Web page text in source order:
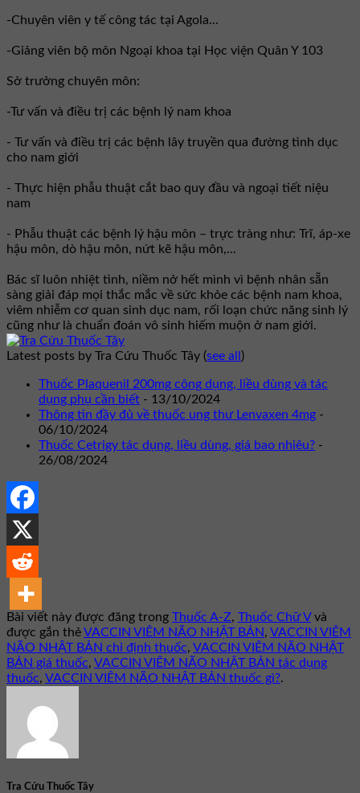
-Chuyên viên y tế công tác tại Agola...
-Giảng viên bộ môn Ngoại khoa tại Học viện Quân Y 103
Sở trưởng chuyên môn:
-Tư vấn và điều trị các bệnh lý nam khoa
- Tư vấn và điều trị các bệnh lây truyền qua đường tình dục
cho nam giới
- Thực hiện phẫu thuật cắt bao quy đầu và ngoại tiết niệu
nam
- Phẫu thuật các bệnh lý hậu môn – trực tràng như: Trĩ, áp-xe
hậu môn, dò hậu môn, nứt kẽ hậu môn,...
Bác sĩ luôn nhiệt tình, niềm nở hết mình vì bệnh nhân sẵn
sàng giải đáp mọi thắc mắc về sức khỏe các bệnh nam khoa,
viêm nhiễm cơ quan sinh dục nam, rối loạn chức năng sinh lý
cũng như là chuẩn đoán vô sinh hiếm muộn ở nam giới.
Latest posts by Tra Cứu Thuốc Tây (see all )
Thuốc Plaquenil 200mg công dụng, liều dùng và tác
dụng phụ cần biết - 13/10/2024
Thông tin đầy đủ về thuốc ung thư Lenvaxen 4mg -
06/10/2024
Thuốc Cetrigy tác dụng, liều dùng, giá bao nhiêu? -
26/08/2024
Bài viết này được đăng trong Thuốc A-Z, Thuốc Chữ Vvà
được gắn thẻVACCIN VIÊM NÃO NHẬT BẢN, VACCIN VIÊM
NÃO NHẬT BẢN chỉ định thuốc, VACCIN VIÊM NÃO NHẬT
BẢN giá thuốc, VACCIN VIÊM NÃO NHẬT BẢN tác dụng
thuốc, VACCIN VIÊM NÃO NHẬT BẢN thuốc gì?.
Tra Cứu Thuốc Tây